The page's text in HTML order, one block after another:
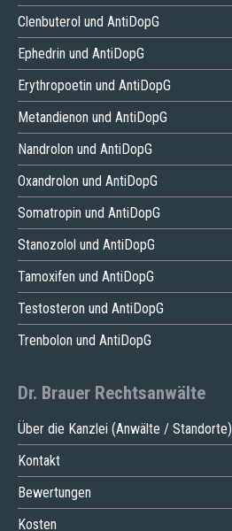
Clenbuterol und AntiDopG
Ephedrin und AntiDopG
Erythropoetin und AntiDopG
Metandienon und AntiDopG
Nandrolon und AntiDopG
Oxandrolon und AntiDopG
Somatropin und AntiDopG
Stanozolol und AntiDopG
Tamoxifen und AntiDopG
Testosteron und AntiDopG
Trenbolon und AntiDopG
Dr. Brauer Rechtsanwälte
Über die Kanzlei (Anwälte / Standorte)
Kontakt
Bewertungen
Kosten